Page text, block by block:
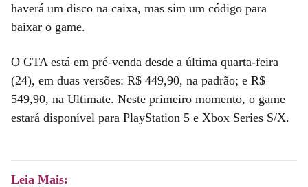
haverá um disco na caixa, mas sim um código para
baixar o game.
O GTA está em pré-venda desde a última quarta-feira
(24), em duas versões: R$ 449,90, na padrão; e R$
549,90, na Ultimate. Neste primeiro momento, o game
estará disponível para PlayStation 5 e Xbox Series S/X.
Leia Mais: